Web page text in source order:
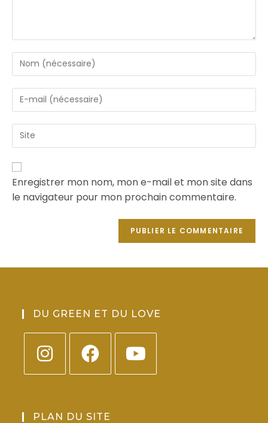
Enregistrer mon nom, mon e-mail et mon site dans
le navigateur pour mon prochain commentaire.
DU GREEN ET DU LOVE
PLAN DU SITE